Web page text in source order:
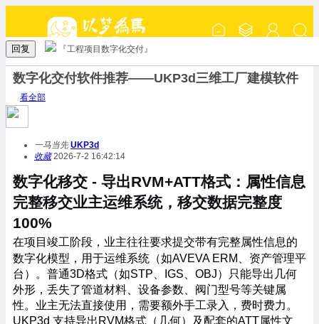
回复 『工程项目数字化交付』
数字化交付软件推荐——UKP3d三维工厂建模软件
看全部
一马当先 UKP3d
收藏2026-7-2 16:42:14
数字化移交 - 导出RVM+ATT格式：属性信息
完整移交业主运维系统，移交数据完整度
100%
在项目竣工阶段，业主往往要求提交带有完整属性信息的
数字化模型，用于运维系统（如AVEVA ERM、资产管理平
台）。普通3D格式（如STP、IGS、OBJ）只能导出几何
外形，丢失了管道材料、设备参数、阀门型号等关键属
性。业主无法直接使用，需要额外手工录入，费时费力。
UKP3d 支持导出RVM格式（几何）及配套的ATT属性文